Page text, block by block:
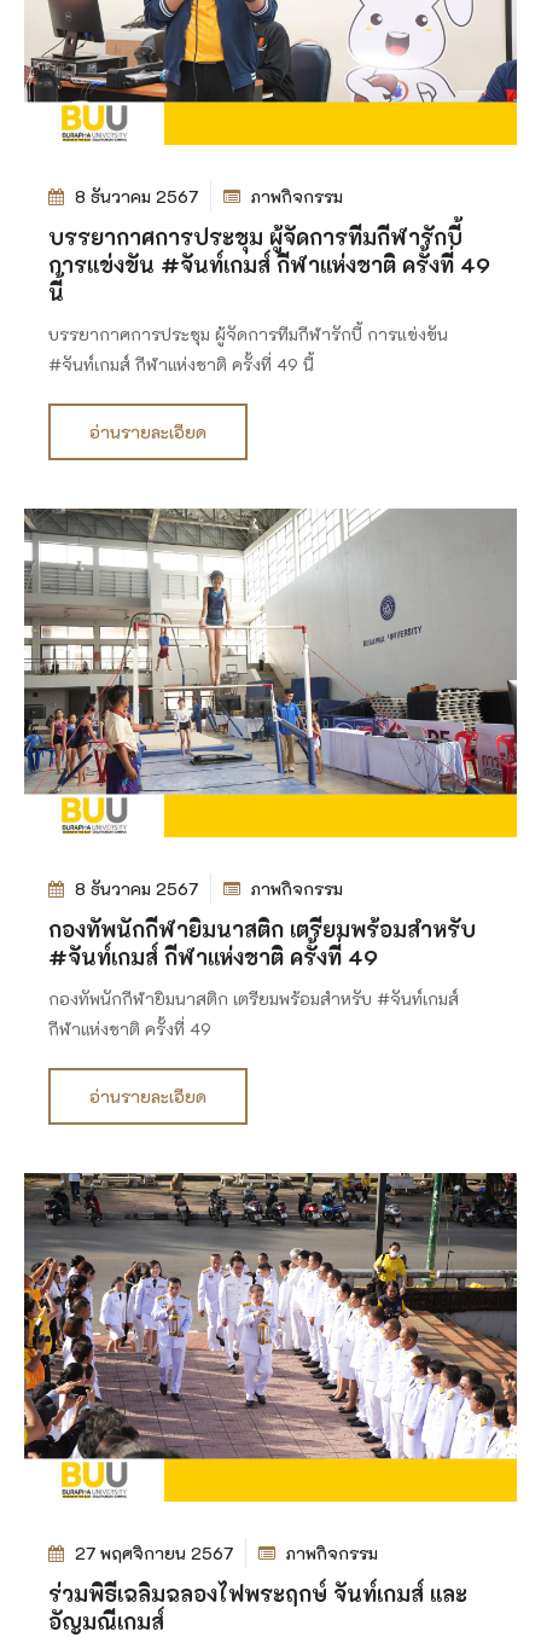
8 ธันวาคม 2567 ภาพกิจกรรม
บรรยากาศการประชุม ผู้จัดการทีมกีฬารักบี้
การแข่งขัน #จันท์เกมส์ กีฬาแห่งชาติ ครั้งที่ 49
นี้
บรรยากาศการประชุม ผู้จัดการทีมกีฬารักบี้ การแข่งขัน
#จันท์เกมส์ กีฬาแห่งชาติ ครั้งที่ 49 นี้
อ่านรายละเอียด
8 ธันวาคม 2567 ภาพกิจกรรม
กองทัพนักกีฬายิมนาสติก เตรียมพร้อมสำหรับ
#จันท์เกมส์ กีฬาแห่งชาติ ครั้งที่ 49
กองทัพนักกีฬายิมนาสติก เตรียมพร้อมสำหรับ #จันท์เกมส์
กีฬาแห่งชาติ ครั้งที่ 49
อ่านรายละเอียด
27 พฤศจิกายน 2567 ภาพกิจกรรม
ร่วมพิธีเฉลิมฉลองไฟพระฤกษ์ จันท์เกมส์ และ
อัญมณีเกมส์